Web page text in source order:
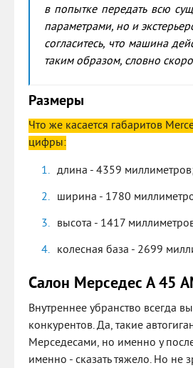
в попытке передать всю
параметрами, но и
согласитесь, что машина
таким образом, словно
Размеры
Что же касается габаритов
цифры:
длина - 4359
ширина - 1780
высота - 1417
колесная база - 2699
Салон Мерседес А 45
Внутреннее убранство всегда
конкурентов. Да, такие
Мерседесами, но именно у
именно - сказать тяжело. Но не